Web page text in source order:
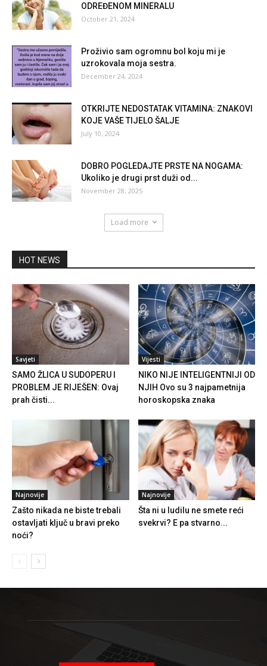
ODREĐENOM MINERALU
October 21, 2024
Proživio sam ogromnu bol koju mi ​​je
uzrokovala moja sestra.
December 24, 2024
OTKRIJTE NEDOSTATAK VITAMINA: ZNAKOVI
KOJE VAŠE TIJELO ŠALJE
July 10, 2024
DOBRO POGLEDAJTE PRSTE NA NOGAMA:
Ukoliko je drugi prst duži od...
November 28, 2025
Load more
HOT NEWS
Savjeti
SAMO ŽLICA U SUDOPERU I
PROBLEM JE RIJEŠEN: Ovaj
prah čisti...
Vijesti
NIKO NIJE INTELIGENTNIJI OD
NJIH Ovo su 3 najpametnija
horoskopska znaka
Najnovije
Zašto nikada ne biste trebali
ostavljati ključ u bravi preko
noći?
Najnovije
Šta ni u ludilu ne smete reći
svekrvi? E pa stvarno...